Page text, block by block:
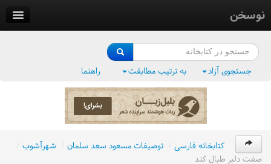
نوسخن
فرهنگ واژگان
جستجوی آزاد به ترتیب مطابقت راهنما
کتابخانه فارسی / توصيفات مسعود سعد سلمان / شهرآشوب /
صفت دلبر طبال کند